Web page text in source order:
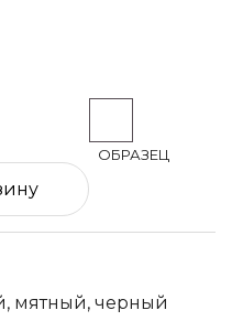
мятный, черный